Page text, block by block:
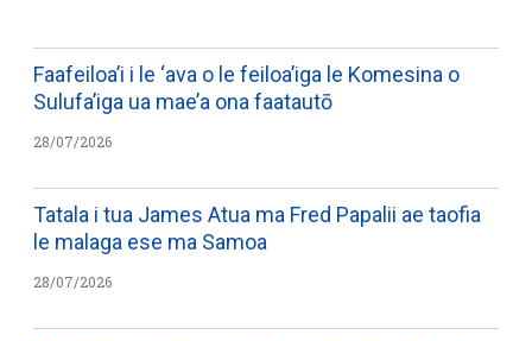
Faafeiloa’i i le ‘ava o le feiloa’iga le Komesina o
Sulufa’iga ua mae’a ona faatautō
28/07/2026
Tatala i tua James Atua ma Fred Papalii ae taofia
le malaga ese ma Samoa
28/07/2026